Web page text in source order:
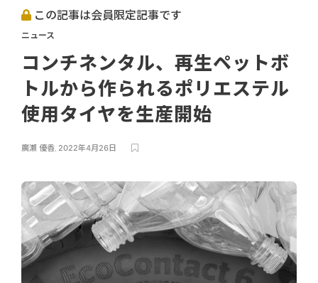
この記事は会員限定記事です
ニュース
コンチネンタル、再生ペットボ
トルから作られるポリエステル
使用タイヤを生産開始
廣瀬 優香, 2022年4月26日